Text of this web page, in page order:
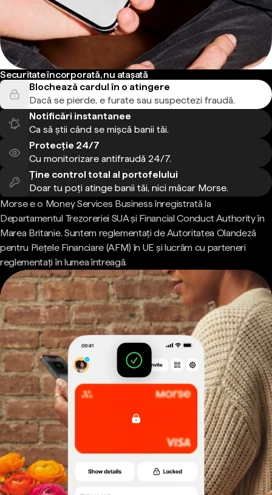
Securitate încorporată, nu atașată
Blochează cardul în o atingere
Dacă se pierde, e furate sau suspectezi fraudă.
Notificări instantanee
Ca să știi când se mișcă banii tăi.
Protecție 24/7
Cu monitorizare antifraudă 24/7.
Ține control total al portofelului
Doar tu poți atinge banii tăi, nici măcar Morse.
Morse e o Money Services Business înregistrată la
Departamentul Trezoreriei SUA și Financial Conduct Authority în
Marea Britanie. Suntem reglementați de Autoritatea Olandeză
pentru Piețele Financiare (AFM) în UE și lucrăm cu parteneri
reglementați în lumea întreagă.